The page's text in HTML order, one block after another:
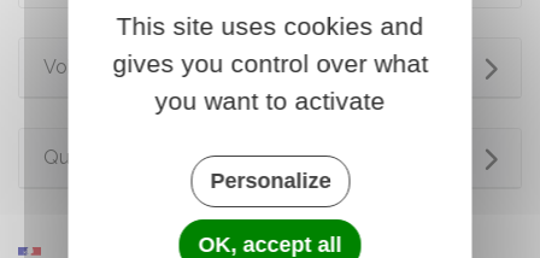
Voir aussi
Questions ? Réponses !
This site uses cookies and
gives you control over what
you want to activate
Personalize
OK, accept all